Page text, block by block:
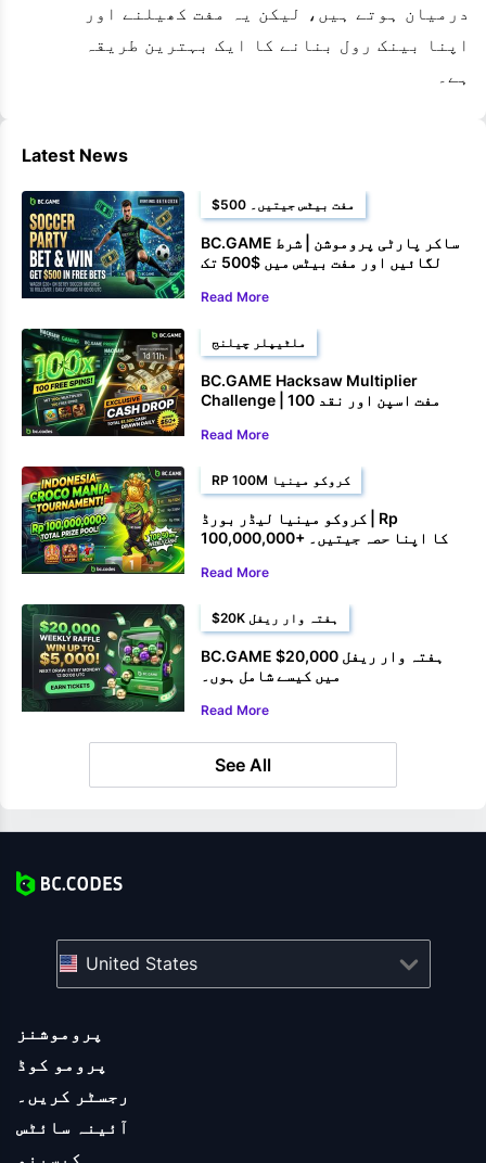
درمیان ہوتے ہیں، لیکن یہ مفت کھیلنے اور
اپنا بینک رول بنانے کا ایک بہترین طریقہ
ہے۔
Latest News
$500 مفت بیٹس جیتیں۔
BC.GAME ساکر پارٹی پروموشن | شرط
لگائیں اور مفت بیٹس میں $500 تک
Read More
ملٹیپلر چیلنج
BC.GAME Hacksaw Multiplier
Challenge | 100 مفت اسپن اور نقد
Read More
RP 100M کروکو مینیا
کروکو مینیا لیڈر بورڈ | Rp
100,000,000+ کا اپنا حصہ جیتیں۔
Read More
$20K ہفتہ وار ریفل
BC.GAME $20,000 ہفتہ وار ریفل
میں کیسے شامل ہوں۔
Read More
See All
پروموشنز
پرومو کوڈ
رجسٹر کریں۔
آئینہ سائٹس
کیسینو
United States